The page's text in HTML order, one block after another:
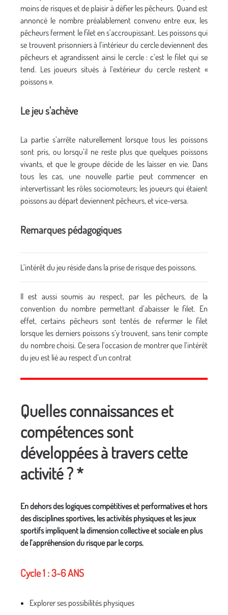
moins de risques et de plaisir à défier les pêcheurs. Quand est
annoncé le nombre préalablement convenu entre eux, les
pêcheurs ferment le filet en s’accroupissant. Les poissons qui
se trouvent prisonniers à l’intérieur du cercle deviennent des
pêcheurs et agrandissent ainsi le cercle : c’est le filet qui se
tend. Les joueurs situés à l’extérieur du cercle restent «
poissons ».
Le jeu s'achève
La partie s’arrête naturellement lorsque tous les poissons
sont pris, ou lorsqu’il ne reste plus que quelques poissons
vivants, et que le groupe décide de les laisser en vie. Dans
tous les cas, une nouvelle partie peut commencer en
intervertissant les rôles sociomoteurs; les joueurs qui étaient
poissons au départ deviennent pêcheurs, et vice-versa.
Remarques pédagogiques
L’intérêt du jeu réside dans la prise de risque des poissons.
Il est aussi soumis au respect, par les pêcheurs, de la
convention du nombre permettant d’abaisser le filet. En
effet, certains pêcheurs sont tentés de refermer le filet
lorsque les derniers poissons s’y trouvent, sans tenir compte
du nombre choisi. Ce sera l’occasion de montrer que l’intérêt
du jeu est lié au respect d’un contrat
Quelles connaissances et
compétences sont
développées à travers cette
activité ? *
En dehors des logiques compétitives et performatives et hors
des disciplines sportives, les activités physiques et les jeux
sportifs impliquent la dimension collective et sociale en plus
de l’appréhension du risque par le corps.
Cycle 1 : 3-6 ANS
Explorer ses possibilités physiques